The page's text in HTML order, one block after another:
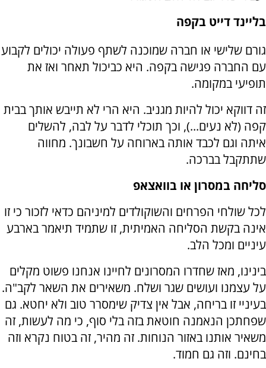
בליינד דייט בקפה
גורם שלישי או חברה שמוכנה לשתף פעולה יכולים לקבוע
עם החברה פגישה בקפה. היא כביכול תאחר ואז את
תופיעי במקומה.
זה דווקא יכול להיות מגניב. היא הרי לא תייבש אותך בבית
קפה (לא נעים...), וכך תוכלי לדבר על לבה, להשלים
איתה וגם לכבד אותה בארוחה על חשבונך. מחווה
שתתקבל בברכה.
סליחה במסרון או בוואצאפ
לכל שולחי הפרחים והשוקולדים למיניהם כדאי לזכור כי זו
אינה בקשת הסליחה האמיתית, זו שתמיד תיאמר בארבע
עיניים ומכל הלב.
בינינו, מאז שחדרו המסרונים לחיינו אנחנו פשוט מקלים
על עצמנו ועושים שגר ושלח. משאירים את השאר לקב"ה.
בעיניי זו בריחה, אבל אין צדיק שימסרר טוב ולא יחטא. גם
שפחתכן הנאמנה חוטאת בזה בלי סוף, כי מה לעשות, זה
משאיר אותנו באזור הנוחות. זה מהיר, זה בטוח נקרא וזה
בחינם. וזה גם חמוד.